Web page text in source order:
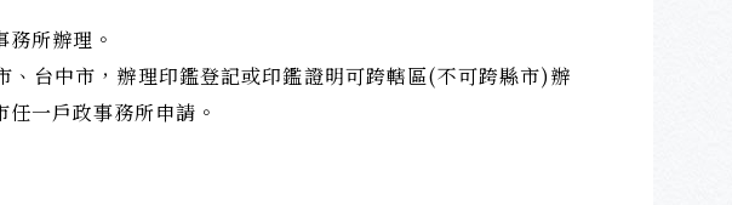
所辦理。
、台中市，辦理印鑑登記或印鑑證明可跨轄區(不可跨縣市)辦
一戶政事務所申請。